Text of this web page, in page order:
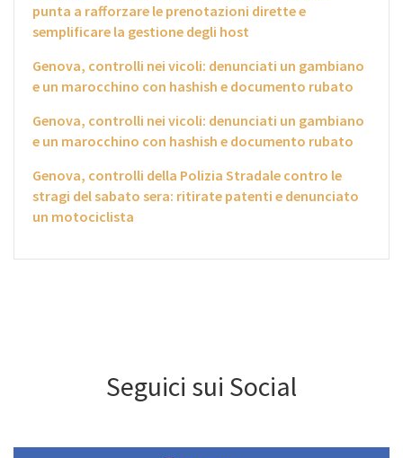
punta a rafforzare le prenotazioni dirette e
semplificare la gestione degli host
Genova, controlli nei vicoli: denunciati un gambiano
e un marocchino con hashish e documento rubato
Genova, controlli nei vicoli: denunciati un gambiano
e un marocchino con hashish e documento rubato
Genova, controlli della Polizia Stradale contro le
stragi del sabato sera: ritirate patenti e denunciato
un motociclista
Seguici sui Social